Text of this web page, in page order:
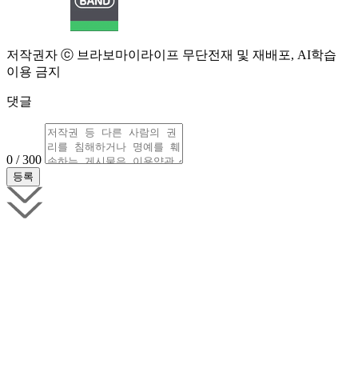
저작권자 ⓒ 브라보마이라이프 무단전재 및 재배포, AI학습
이용 금지
댓글
0 / 300